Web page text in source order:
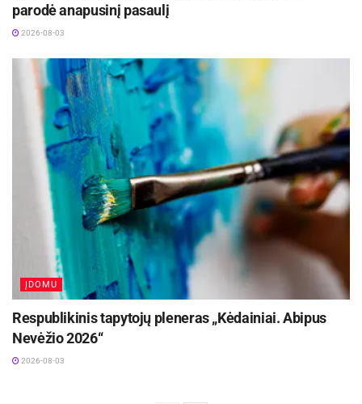
parodė anapusinį pasaulį
2026-08-03
ĮDOMU
Respublikinis tapytojų pleneras „Kėdainiai. Abipus
Nevėžio 2026“
2026-08-03